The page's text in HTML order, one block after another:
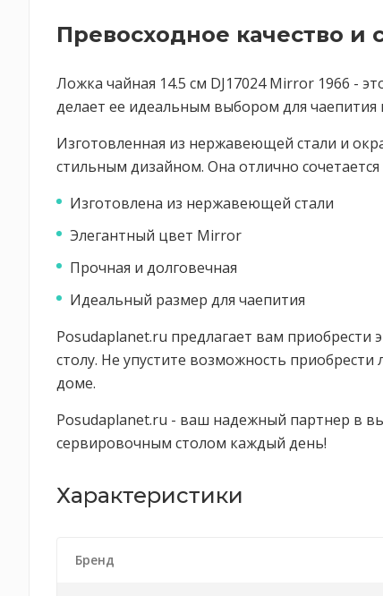
Превосходное качество и
Ложка чайная 14.5 см DJ17024 Mirror 1966 -
делает ее идеальным выбором для чаепития
Изготовленная из нержавеющей стали и
стильным дизайном. Она отлично
Изготовлена из нержавеющей стали
Элегантный цвет Mirror
Прочная и долговечная
Идеальный размер для чаепития
Posudaplanet.ru предлагает вам приобрести
столу. Не упустите возможность
доме.
Posudaplanet.ru - ваш надежный партнер в
сервировочным столом каждый день!
Характеристики
Бренд